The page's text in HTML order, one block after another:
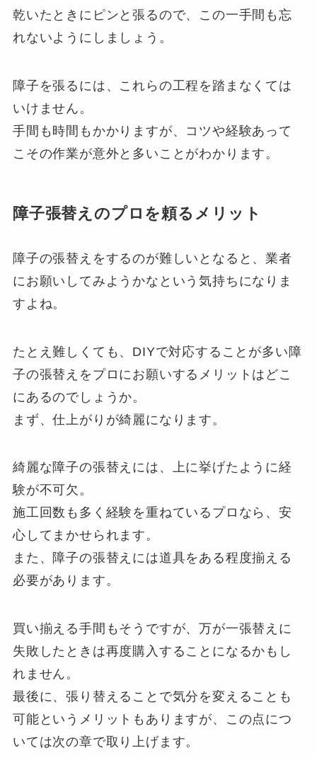
乾いたときにピンと張るので、この一手間も忘
れないようにしましょう。
障子を張るには、これらの工程を踏まなくては
いけません。
手間も時間もかかりますが、コツや経験あって
こその作業が意外と多いことがわかります。
障子張替えのプロを頼るメリット
障子の張替えをするのが難しいとなると、業者
にお願いしてみようかなという気持ちになりま
すよね。
たとえ難しくても、DIYで対応することが多い障
子の張替えをプロにお願いするメリットはどこ
にあるのでしょうか。
まず、仕上がりが綺麗になります。
綺麗な障子の張替えには、上に挙げたように経
験が不可欠。
施工回数も多く経験を重ねているプロなら、安
心してまかせられます。
また、障子の張替えには道具をある程度揃える
必要があります。
買い揃える手間もそうですが、万が一張替えに
失敗したときは再度購入することになるかもし
れません。
最後に、張り替えることで気分を変えることも
可能というメリットもありますが、この点につ
いては次の章で取り上げます。